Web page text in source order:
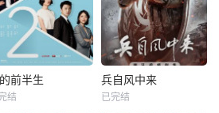
前半生
结
兵自风中来
已完结